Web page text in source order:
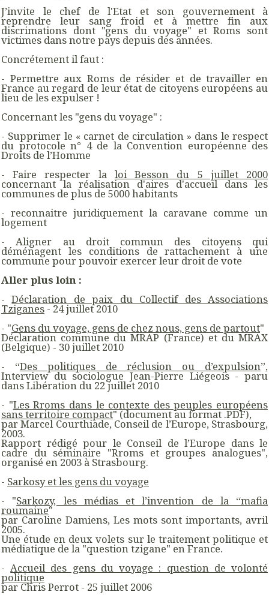
J’invite le chef de l'Etat et son gouvernement à
reprendre leur sang froid et à mettre fin aux
discrimations dont "gens du voyage" et Roms sont
victimes dans notre pays depuis des années.
Concrétement il faut :
- Permettre aux Roms de résider et de travailler en
France au regard de leur état de citoyens européens au
lieu de les expulser !
Concernant les "gens du voyage" :
- Supprimer le « carnet de circulation » dans le respect
du protocole n° 4 de la Convention européenne des
Droits de l’Homme
- Faire respecter la loi Besson du 5 juillet 2000
concernant la réalisation d'aires d'accueil dans les
communes de plus de 5000 habitants
- reconnaitre juridiquement la caravane comme un
logement
- Aligner au droit commun des citoyens qui
déménagent les conditions de rattachement à une
commune pour pouvoir exercer leur droit de vote
Aller plus loin :
-Déclaration de paix du Collectif des Associations
Tziganes- 24 juillet 2010
- "Gens du voyage, gens de chez nous, gens de partout"
Déclaration commune du MRAP (France) et du MRAX
(Belgique) - 30 juillet 2010
- “Des politiques de réclusion ou d’expulsion”,
Interview du sociologue Jean-Pierre Liégeois - paru
dans Libération du 22 juillet 2010
- "Les Rroms dans le contexte des peuples européens
sans territoire compact" (document au format .PDF),
par Marcel Courthiade, Conseil de l’Europe, Strasbourg,
2003.
Rapport rédigé pour le Conseil de l’Europe dans le
cadre du séminaire "Rroms et groupes analogues",
organisé en 2003 à Strasbourg.
- Sarkosy et les gens du voyage
- "Sarkozy, les médias et l’invention de la “mafia
roumaine"
par Caroline Damiens, Les mots sont importants, avril
2005.
Une étude en deux volets sur le traitement politique et
médiatique de la "question tzigane" en France.
-Accueil des gens du voyage : question de volonté
politique
par Chris Perrot - 25 juillet 2006